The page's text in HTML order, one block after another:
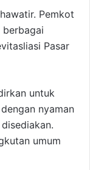
Pemkot
berbagai
Pasar
untuk
nyaman
umum